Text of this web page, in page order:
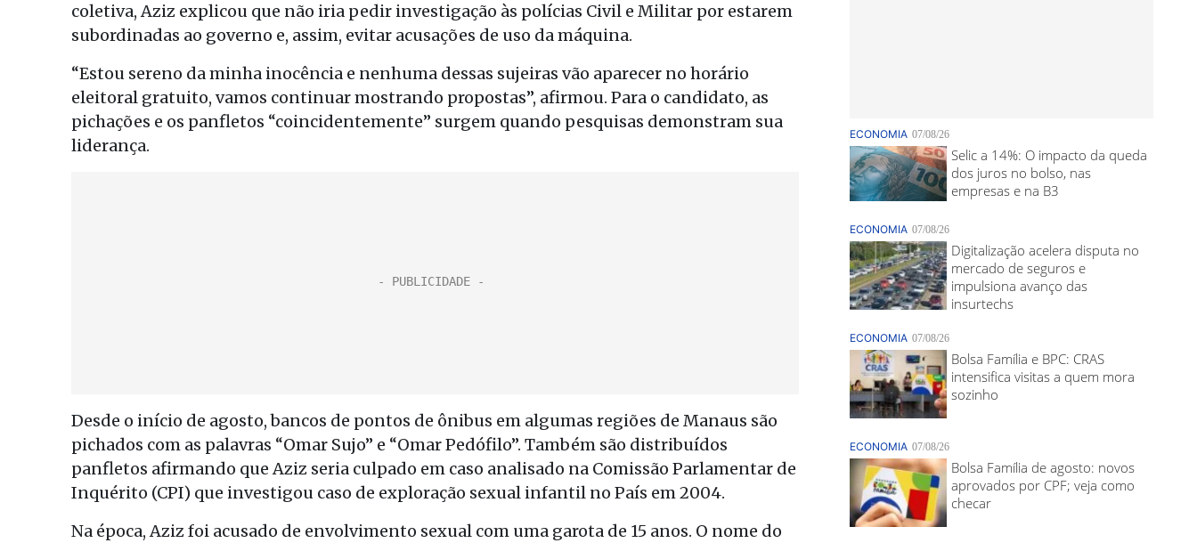
coletiva, Aziz explicou que não iria pedir investigação às polícias Civil e Militar por estarem
subordinadas ao governo e, assim, evitar acusações de uso da máquina.
“Estou sereno da minha inocência e nenhuma dessas sujeiras vão aparecer no horário
eleitoral gratuito, vamos continuar mostrando propostas”, afirmou. Para o candidato, as
pichações e os panfletos “coincidentemente” surgem quando pesquisas demonstram sua
liderança.
Desde o início de agosto, bancos de pontos de ônibus em algumas regiões de Manaus são
pichados com as palavras “Omar Sujo” e “Omar Pedófilo”. Também são distribuídos
panfletos afirmando que Aziz seria culpado em caso analisado na Comissão Parlamentar de
Inquérito (CPI) que investigou caso de exploração sexual infantil no País em 2004.
Na época, Aziz foi acusado de envolvimento sexual com uma garota de 15 anos. O nome do